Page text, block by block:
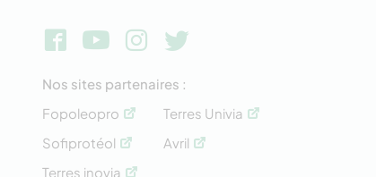
Nos sites partenaires :
Fopoleopro
Sofiprotéol
Terres inovia
Terres Univia
Avril